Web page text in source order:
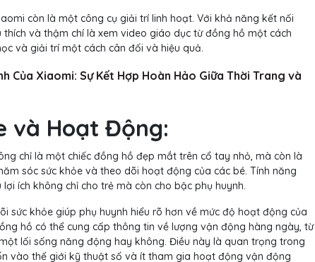
còn là một công cụ giải trí linh hoạt. Với khả năng kết nối
và thậm chí là xem video giáo dục từ đồng hồ một cách
và giải trí một cách cân đối và hiệu quả.
Của Xiaomi: Sự Kết Hợp Hoàn Hảo Giữa Thời Trang và
và Hoạt Động:
chỉ là một chiếc đồng hồ đẹp mắt trên cổ tay nhỏ, mà còn là
sóc sức khỏe và theo dõi hoạt động của các bé. Tính năng
ích không chỉ cho trẻ mà còn cho bậc phụ huynh.
sức khỏe giúp phụ huynh hiểu rõ hơn về mức độ hoạt động của
hồ có thể cung cấp thông tin về lượng vận động hàng ngày, từ
lối sống năng động hay không. Điều này là quan trọng trong
vào thế giới kỹ thuật số và ít tham gia hoạt động vận động